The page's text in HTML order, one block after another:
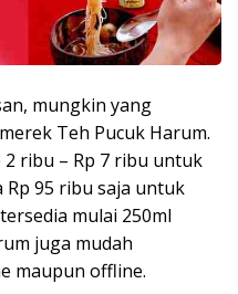
mungkin yang
Teh Pucuk Harum.
ribu – Rp 7 ribu untuk
Rp 95 ribu saja untuk
mulai 250ml
juga mudah
maupun offline.